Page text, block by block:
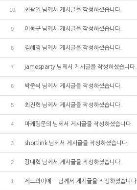
10 최광일 님께서 게시글을 작성하셨습니다.
9 이동규 님께서 게시글을 작성하셨습니다.
8 김혜경 님께서 게시글을 작성하셨습니다.
7 jamesparty 님께서 게시글을 작성하셨습니다.
6 박준식 님께서 게시글을 작성하셨습니다.
5 최진혁 님께서 게시글을 작성하셨습니다.
4 마케팅문의 님께서 게시글을 작성하셨습니다.
3 shortlink 님께서 게시글을 작성하셨습니다.
2 강내혁 님께서 게시글을 작성하셨습니다.
1 제트와이에… 님께서 게시글을 작성하셨습니다.